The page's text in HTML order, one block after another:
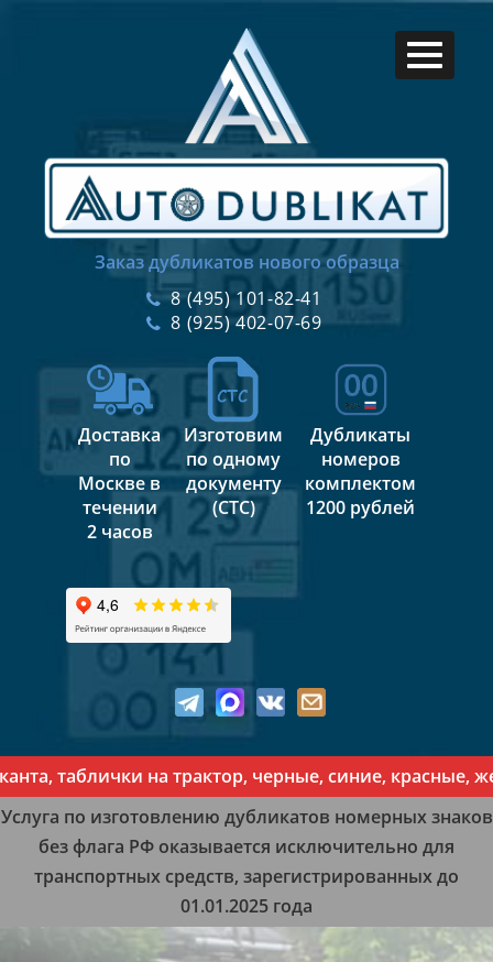
Заказ дубликатов нового образца
8 (495) 101-82-41
8 (925) 402-07-69
Доставка
по
Москве в
течении
2 часов
Изготовим
по одному
документу
(СТС)
Дубликаты
номеров
комплектом
1200 рублей
на трактор, черные, синие, красные,
Услуга по изготовлению дубликатов номерных знаков
без флага РФ оказывается исключительно для
транспортных средств, зарегистрированных до
01.01.2025 года